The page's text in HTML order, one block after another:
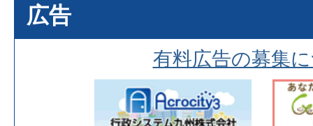
広告
有料広告の募集